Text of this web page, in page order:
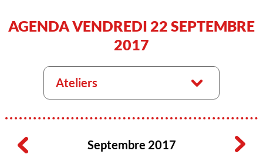
AGENDA VENDREDI 22 SEPTEMBRE
2017
Ateliers
Septembre 2017